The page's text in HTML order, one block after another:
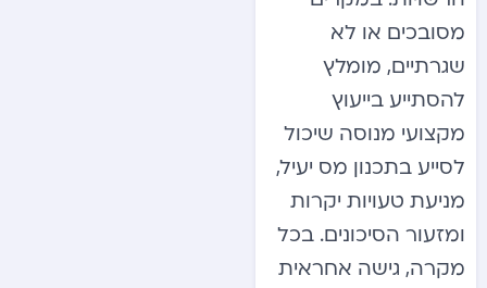
מסובכים או לא
שגרתיים, מומלץ
להסתייע בייעוץ
מקצועי מנוסה שיכול
לסייע בתכנון מס יעיל,
מניעת טעויות יקרות
ומזעור הסיכונים. בכל
מקרה, גישה אחראית